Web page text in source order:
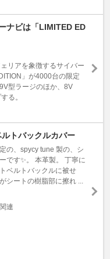
ナビは「LIMITED ED
リアを象徴するサイバー
」が4000台の限定
型ラージのほか、8V
る。
トバックルカバー
の、spycy tune 製の、シ
です✨。 本革製。 丁寧に
ベルトバックルに被せ
シートの樹脂部に擦れ ...
連